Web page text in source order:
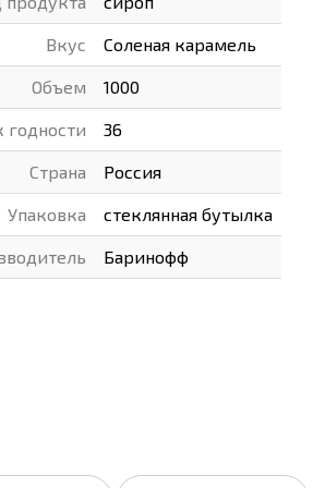
И ОСВЕЩЕНИЕ
Вкус Соленая карамель
Объем 1000
годности 36
Страна Россия
Упаковка стеклянная бутылка
Баринофф